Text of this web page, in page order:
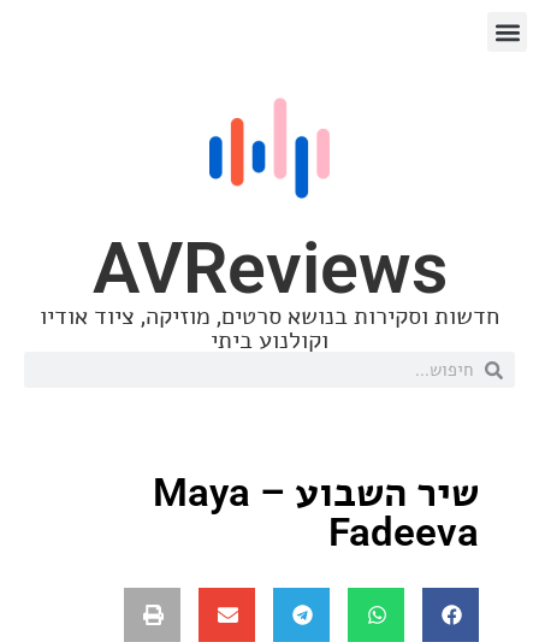
בנושא סרטים, מוזיקה, ציוד אודיו
וקולנוע ביתי
שיר השבוע – Maya